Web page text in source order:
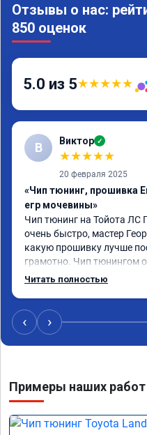
Отзывы о нас:
850 оценок
5.0 из 5★★★★★
В Виктор ✓
★★★★★
20 февраля 2025
«Чип тюнинг, прошивка
егр мочевины»
Чип тюнинг на Тойота ЛС
очень быстро, мастер
какую прошивку лучше
грамотно. Чип тюнингом
машина ожила немного,
провалы. Расход топлива
динамика улучшилась.
всем. Спасибо!!!
Читать полностью
‹ ›
Примеры наших работ